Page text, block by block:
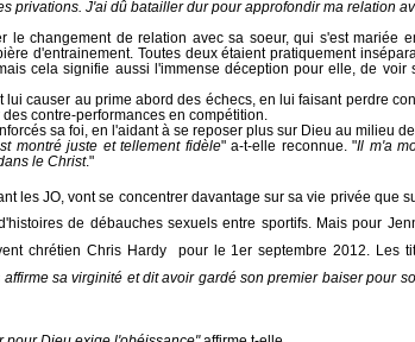
privations. J'ai dû batailler dur pour approfondir ma relation
le changement de relation avec sa soeur, qui s'est mariée
d'entrainement. Toutes deux étaient pratiquement
cela signifie aussi l'immense déception pour elle, de
causer au prime abord des échecs, en lui faisant perdre
contre-performances en compétition.
sa foi, en l'aidant à se reposer plus sur Dieu au milieu
montré juste et tellement fidèle" a-t-elle reconnue. "Il m'a
le Christ."
les JO, vont se concentrer davantage sur sa vie privée que
de débauchessexuels entre sportifs. Mais pour
chrétienChris Hardypour le 1er septembre 2012. Les
affirmesa virginité et dit avoir gardé son premier baiser pour